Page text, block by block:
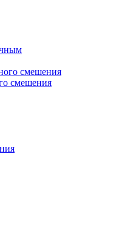
смешения
смешения